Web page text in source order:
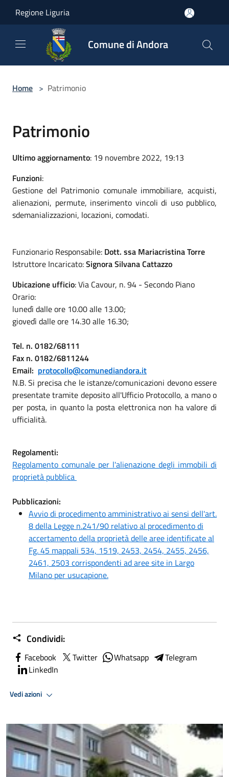
Regione Liguria
Comune di Andora
Home > Patrimonio
Patrimonio
Ultimo aggiornamento: 19 novembre 2022, 19:13
Funzioni:
Gestione del Patrimonio comunale immobiliare, acquisti,
alienazioni, permute, inserimento vincoli di uso pubblico,
sdemanializzazioni, locazioni, comodati.
Funzionario Responsabile: Dott. ssa Mariacristina Torre
Istruttore Incaricato:Signora Silvana Cattazzo
Ubicazione ufficio: Via Cavour, n. 94 - Secondo Piano
Orario:
lunedì dalle ore 10.00 alle 13.00;
giovedì dalle ore 14.30 alle 16.30;
Tel. n. 0182/68111
Fax n. 0182/6811244
Email: protocollo@comunediandora.it
N.B. Si precisa che le istanze/comunicazioni devono essere
presentate tramite deposito all'Ufficio Protocollo, a mano o
per posta, in quanto la posta elettronica non ha valore di
ufficialità.
Regolamenti:
Regolamento comunale per l'alienazione degli immobili di
proprietà pubblica
Pubblicazioni:
Avvio di procedimento amministrativo ai sensi dell'art.
8 della Legge n.241/90 relativo al procedimento di
accertamento della proprietà delle aree identificate al
Fg. 45 mappali 534, 1519, 2453, 2454, 2455, 2456,
2461, 2503 corrispondenti ad aree site in Largo
Milano per usucapione.
Condividi:
Facebook Twitter Whatsapp
Telegram
LinkedIn
Vedi azioni